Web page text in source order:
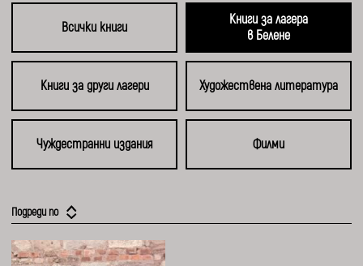
Всички книги
Книги за лагера
в Белене
Книги за други лагери Художествена литература
Чуждестранни издания Филми
Подреди по